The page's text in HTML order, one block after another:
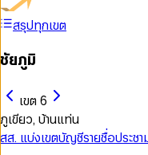
สรุปทุกเขต
ชัยภูมิ
เขต 6
ภูเขียว, บ้านแท่น
สส. แบ่งเขตบัญชีรายชื่อประช